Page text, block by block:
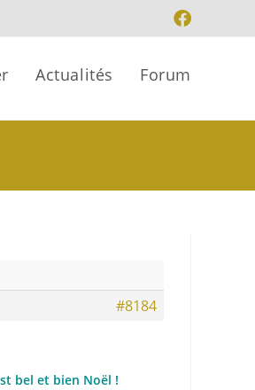
Actualités Forum
#8184
bel et bien Noël !